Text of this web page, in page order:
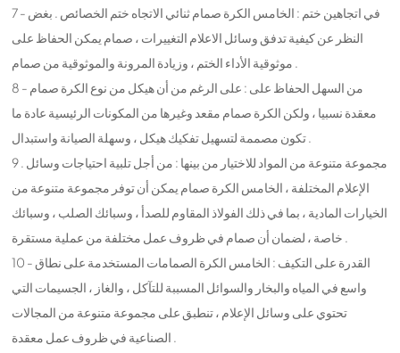
7 - في اتجاهين ختم : الخامس الكرة صمام ثنائي الاتجاه ختم الخصائص . بغض
النظر عن كيفية تدفق وسائل الاعلام التغييرات ، صمام يمكن الحفاظ على
موثوقية الأداء الختم ، وزيادة المرونة والموثوقية من صمام .
8 - من السهل الحفاظ على : على الرغم من أن هيكل من نوع الكرة صمام
معقدة نسبيا ، ولكن الكرة صمام مقعد وغيرها من المكونات الرئيسية عادة ما
تكون مصممة لتسهيل تفكيك هيكل ، وسهلة الصيانة واستبدال .
9 . مجموعة متنوعة من المواد للاختيار من بينها : من أجل تلبية احتياجات وسائل
الإعلام المختلفة ، الخامس الكرة صمام يمكن أن توفر مجموعة متنوعة من
الخيارات المادية ، بما في ذلك الفولاذ المقاوم للصدأ ، وسبائك الصلب ، وسبائك
خاصة ، لضمان أن صمام في ظروف عمل مختلفة من عملية مستقرة .
10 - القدرة على التكيف : الخامس الكرة الصمامات المستخدمة على نطاق
واسع في المياه والبخار والسوائل المسببة للتآكل ، والغاز ، الجسيمات التي
تحتوي على وسائل الإعلام ، تنطبق على مجموعة متنوعة من المجالات
الصناعية في ظروف عمل معقدة .